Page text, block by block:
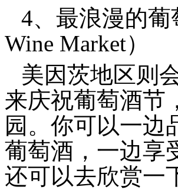
4、最浪漫的
Wine Market）
美因茨地区则
来庆祝葡萄酒节
园。你可以一边
葡萄酒，一边享
还可以去欣赏一